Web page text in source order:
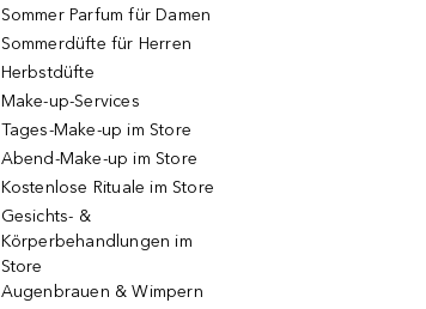
Sommer Parfum für Damen
Sommerdüfte für Herren
Herbstdüfte
Make-up-Services
Tages-Make-up im Store
Abend-Make-up im Store
Kostenlose Rituale im Store
Gesichts- &
Körperbehandlungen im
Store
Augenbrauen & Wimpern